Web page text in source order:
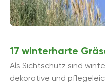
17 winterharte
Als Sichtschutz sind
dekorative und